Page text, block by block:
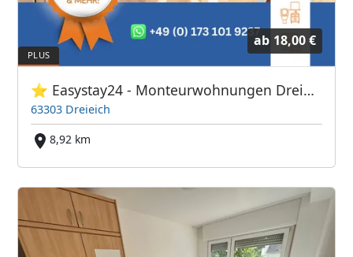
ab 18,00 €
⭐ Easystay24 - Monteurwohnungen Dreieich
63303 Dreieich
8,92 km